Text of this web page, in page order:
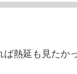
熱延も見たか